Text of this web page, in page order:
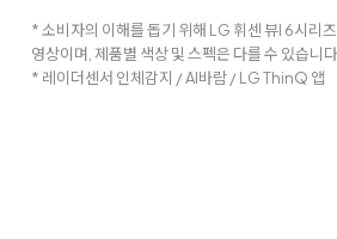
* 소비자의 이해를 돕기 위해 LG 휘센 뷰I 6시리
영상이며, 제품별 색상 및 스펙은 다를 수 있습니
* 레이더센서 인체감지 / AI바람 / LG ThinQ 앱